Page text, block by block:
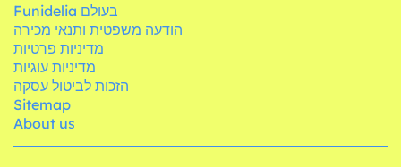
Funidelia בעולם
הודעה משפטית ותנאי מכירה
מדיניות פרטיות
מדיניות עוגיות
הזכות לביטול עסקה
Sitemap
About us